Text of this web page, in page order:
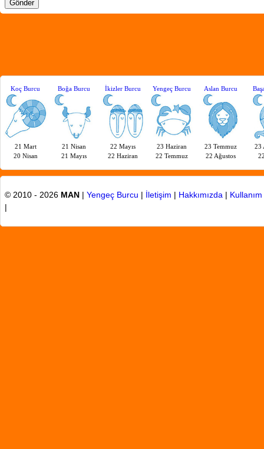
Koç Burcu
21 Mart
20 Nisan
Boğa Burcu
21 Nisan
21 Mayıs
İkizler Burcu
22 Mayıs
22 Haziran
Yengeç Burcu
23 Haziran
22 Temmuz
Aslan Burcu
23 Temmuz
22 Ağustos
23
© 2010 - 2026 MAN | Yengeç Burcu | İletişim | Hakkımızda |
|